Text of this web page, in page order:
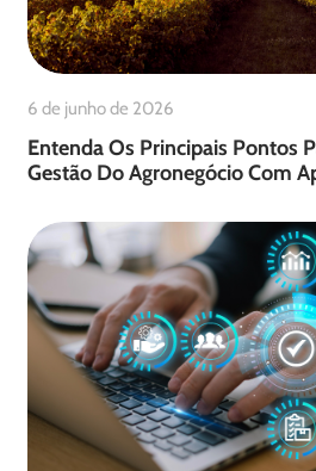
6 de junho de 2026
Entenda Os Principais Pontos
Gestão Do Agronegócio Com